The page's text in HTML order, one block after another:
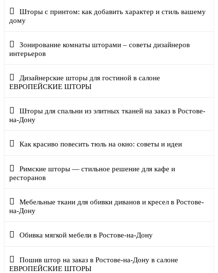
Шторы с принтом: как добавить характер и стиль вашему
дому
Зонирование комнаты шторами – советы дизайнеров
интерьеров
Дизайнерские шторы для гостиной в салоне
ЕВРОПЕЙСКИЕ ШТОРЫ
Шторы для спальни из элитных тканей на заказ в Ростове-
на-Дону
Как красиво повесить тюль на окно: советы и идеи
Римские шторы — стильное решение для кафе и
ресторанов
Мебельные ткани для обивки диванов и кресел в Ростове-
на-Дону
Обивка мягкой мебели в Ростове-на-Дону
Пошив штор на заказ в Ростове-на-Дону в салоне
ЕВРОПЕЙСКИЕ ШТОРЫ